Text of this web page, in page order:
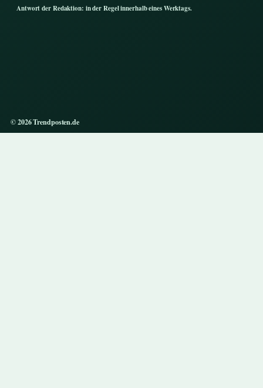
Antwort der Redaktion: in der Regel innerhalb eines Werktags.
© 2026 Trendposten.de